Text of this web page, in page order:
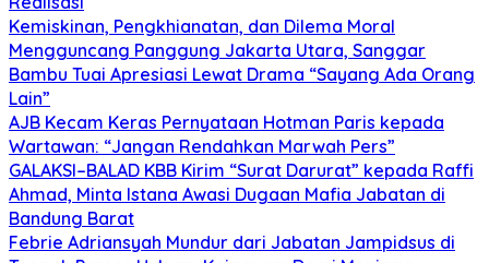
Kemiskinan, Pengkhianatan, dan Dilema Moral
Mengguncang Panggung Jakarta Utara, Sanggar
Bambu Tuai Apresiasi Lewat Drama “Sayang Ada Orang
Lain”
AJB Kecam Keras Pernyataan Hotman Paris kepada
Wartawan: “Jangan Rendahkan Marwah Pers”
GALAKSI–BALAD KBB Kirim “Surat Darurat” kepada Raffi
Ahmad, Minta Istana Awasi Dugaan Mafia Jabatan di
Bandung Barat
Febrie Adriansyah Mundur dari Jabatan Jampidsus di